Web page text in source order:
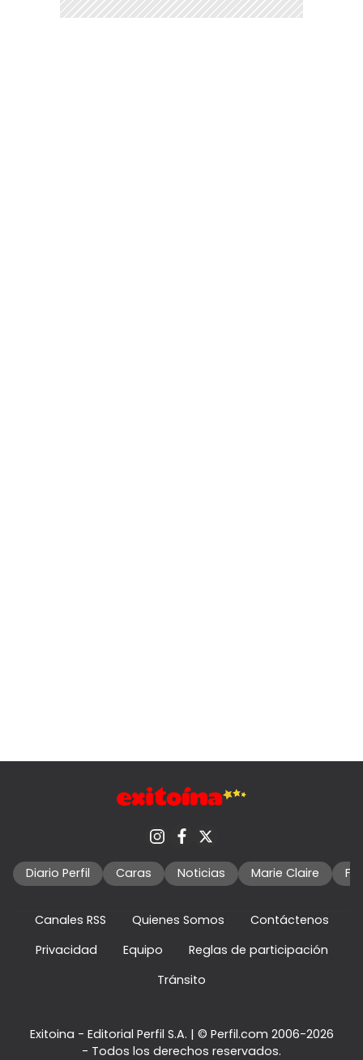
Diario Perfil Caras Noticias Marie Claire
Canales RSS Quienes Somos
Contáctenos
Privacidad
Equipo
Reglas de participación
Tránsito
Exitoina - Editorial Perfil S.A. | © Perfil.com 2006-2026
- Todos los derechos reservados.